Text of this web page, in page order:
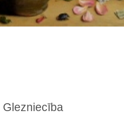
Glezniecība